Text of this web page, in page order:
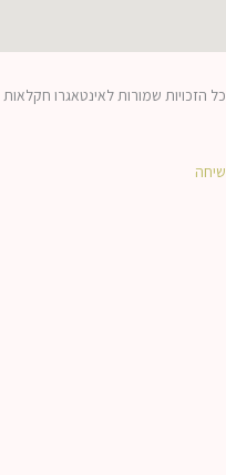
כל הזכויות שמורות לאינטאגרו חקלאות
שיחה